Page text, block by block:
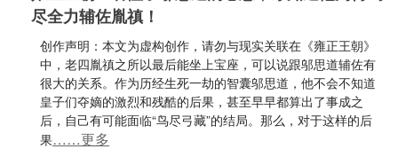
尽全力辅佐胤禛！
创作声明：本文为虚构创作，请勿与现实关联在《雍正王朝》
中，老四胤禛之所以最后能坐上宝座，可以说跟邬思道辅佐有
很大的关系。作为历经生死一劫的智囊邬思道，他不会不知道
皇子们夺嫡的激烈和残酷的后果，甚至早早都算出了事成之
后，自己有可能面临“鸟尽弓藏”的结局。那么，对于这样的后
果……更多